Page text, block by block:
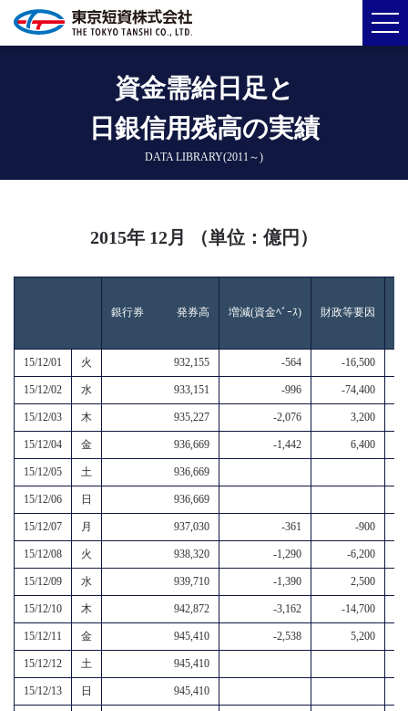
資金需給日足と
日銀信用残高の実績
DATA LIBRARY(2011～)
2015年 12月 （単位：億円）
銀行券 発券高 増減(資金ﾍﾞｰｽ) 財政等要因
15/12/01 火 932,155 -564 -16,500
15/12/02 水 933,151 -996 -74,400
15/12/03 木 935,227 -2,076 3,200
15/12/04 金 936,669 -1,442 6,400
15/12/05 土 936,669
15/12/06 日 936,669
15/12/07 月 937,030 -361 -900
15/12/08 火 938,320 -1,290 -6,200
15/12/09 水 939,710 -1,390 2,500
15/12/10 木 942,872 -3,162 -14,700
15/12/11 金 945,410 -2,538 5,200
15/12/12 土 945,410
15/12/13 日 945,410